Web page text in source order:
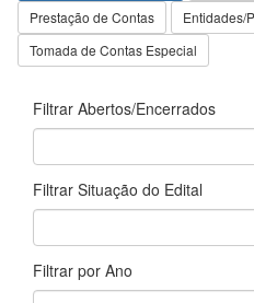
Prestação de Contas
Entidades/
Tomada de Contas Especial
Filtrar Abertos/Encerrados
Filtrar Situação do Edital
Filtrar por Ano